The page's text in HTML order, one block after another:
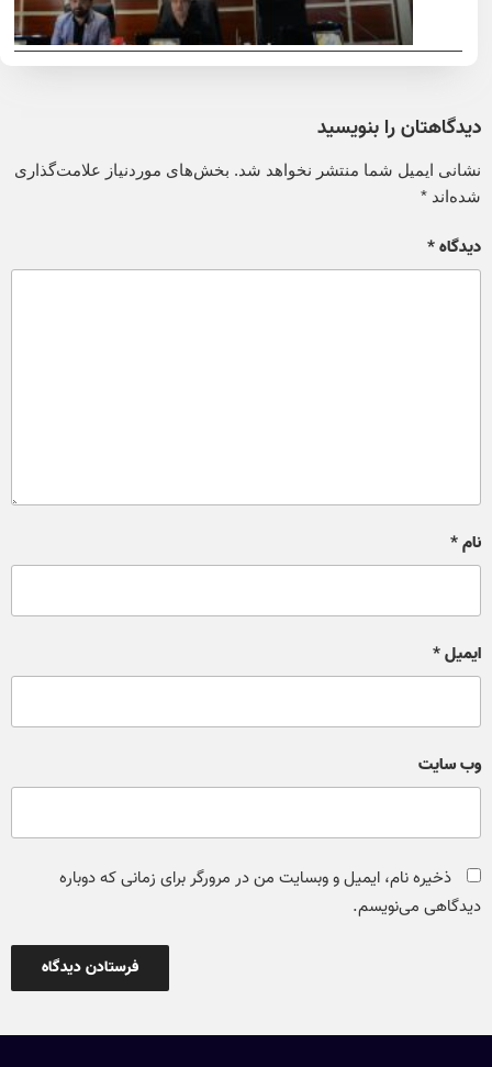
دیدگاهتان را بنویسید
نشانی ایمیل شما منتشر نخواهد شد. بخش‌های موردنیاز علامت‌گذاری
شده‌اند*
دیدگاه*
نام*
ایمیل*
وب‌ سایت
ذخیره نام، ایمیل و وبسایت من در مرورگر برای زمانی که دوباره
دیدگاهی می‌نویسم.